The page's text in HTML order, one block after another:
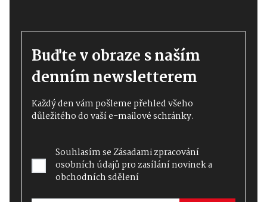
Buďte v obraze s naším
denním newsletterem
Každý den vám pošleme přehled všeho
důležitého do vaší e-mailové schránky.
Souhlasím seZásadami zpracování
osobních údajůpro zasílání novinek a
obchodních sdělení